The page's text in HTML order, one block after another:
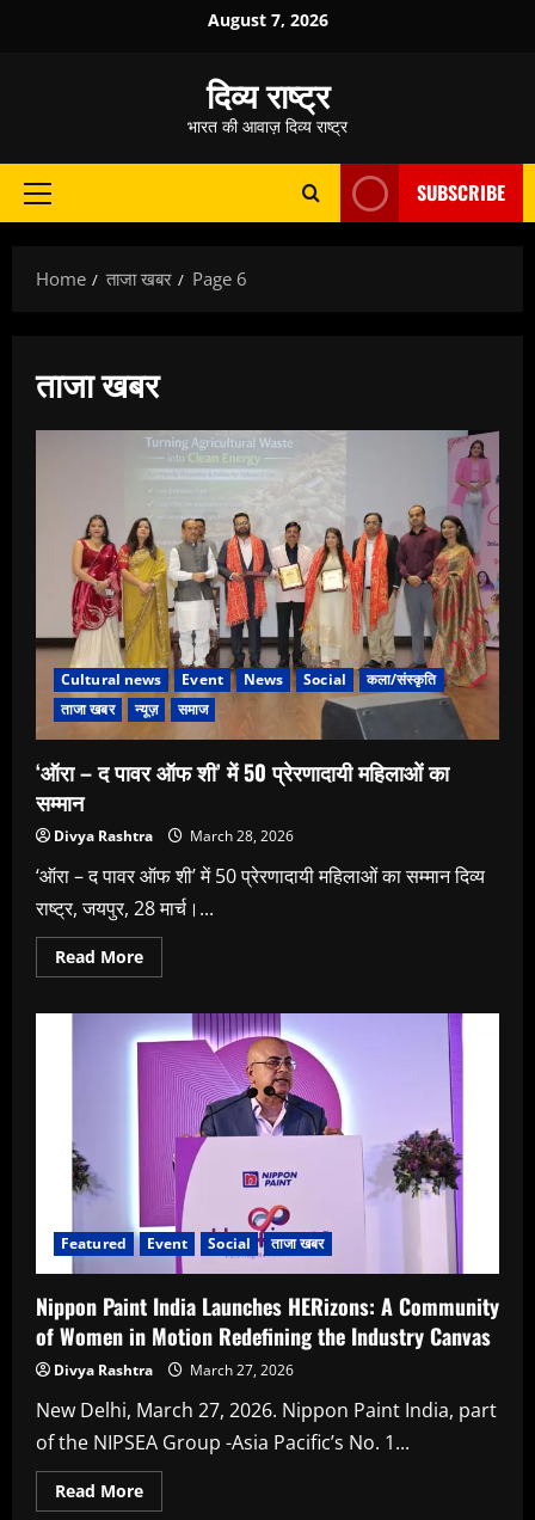
August 7, 2026
दिव्य राष्ट्र
भारत की आवाज़ दिव्य राष्ट्र
Primary
SUBSCRIBE
Home ताजा खबर Page 6
ताजा खबर
Cultural news Event News Social
कला/संस्कृति
ताजा खबर
न्यूज़ समाज
‘ऑरा – द पावर ऑफ शी’ में 50 प्रेरणादायी महिलाओं का
सम्मान
Divya Rashtra March 28, 2026
‘ऑरा – द पावर ऑफ शी’ में 50 प्रेरणादायी महिलाओं का सम्मान दिव्य
राष्ट्र, जयपुर, 28 मार्च।...
Read MoreRead
more
–
द
पावर
ऑफ
प्रेरणादायी
महिलाओं
सम्मान
Featured Event Social ताजा खबर
Nippon Paint India Launches HERizons: A Community
of Women in Motion Redefining the Industry Canvas
Divya Rashtra March 27, 2026
New Delhi, March 27, 2026. Nippon Paint India, part
of the NIPSEA Group -Asia Pacific’s No. 1...
Read MoreRead
more